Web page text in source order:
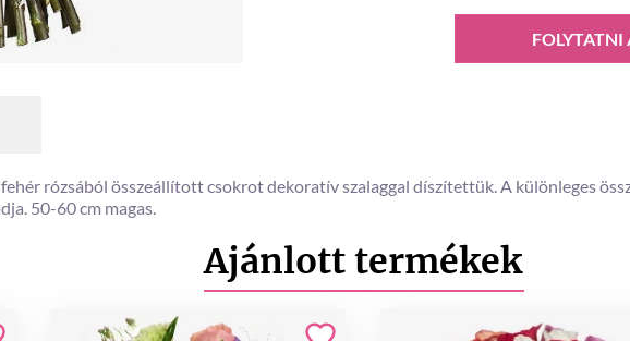
FOLYTATNI
fehér rózsából összeállított csokrot dekoratív szalaggal díszítettük. A különleges
50-60 cm magas.
Ajánlott termékek